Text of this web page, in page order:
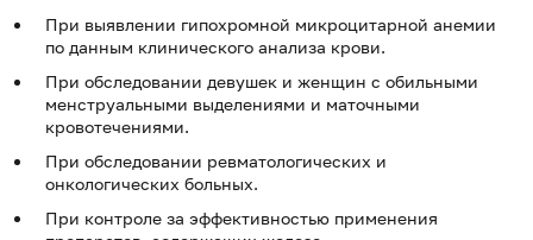
При выявлении гипохромной микроцитарной анемии
по данным клинического анализа крови.
При обследовании девушек и женщин с обильными
менструальными выделениями и маточными
кровотечениями.
При обследовании ревматологических и
онкологических больных.
При контроле за эффективностью применения